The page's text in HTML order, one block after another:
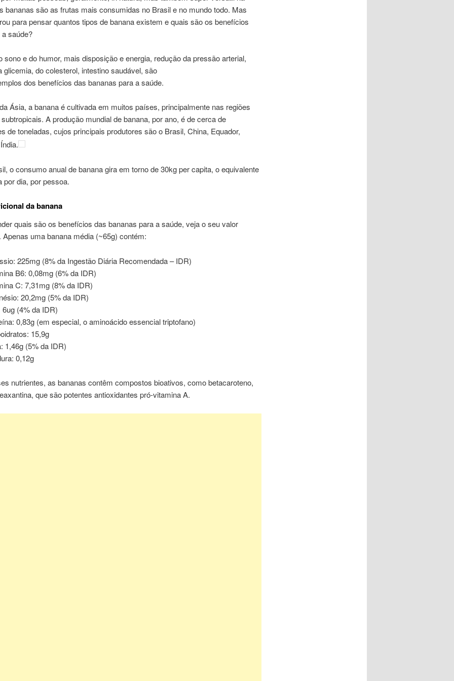
bananas são as frutas mais consumidas no Brasil eno mundo todo. Mas
para pensarquantos tipos de banana existem e quais são os benefícios
saúde?
sono edo humor, mais disposiçãoe energia, redução da pressão arterial,
glicemia, do colesterol, intestino saudável, são
dos benefícios das bananas para a saúde.
Ásia, a banana écultivadaem muitos países, principalmente nas regiões
A produção mundial de banana, por ano, é de cerca de
de toneladas, cujos principais produtores sãooBrasil, China, Equador,
.
oconsumoanualde banana gira em torno de 30kgper capita, o equivalente
por dia, por pessoa.
da banana
quais sãoos benefícios das bananas para a saúde, veja o seu valor
Apenas uma banana média (~65g) contém:
225mg (8% da Ingestão Diária Recomendada – IDR)
B6: 0,08mg (6% da IDR)
C: 7,31mg (8% da IDR)
20,2mg (5% da IDR)
6ug (4% da IDR)
0,83g (em especial, o aminoácido essencial triptofano)
15,9g
1,46g (5% da IDR)
0,12g
nutrientes, as bananas contêm compostos bioativos, como betacaroteno,
que sãopotentes antioxidantes pró-vitaminaA.